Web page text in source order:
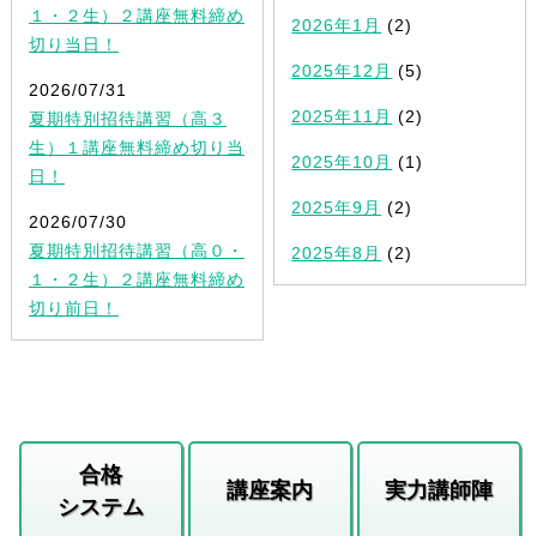
１・２生）２講座無料締め
切り当日！
2026/07/31
夏期特別招待講習（高３
生）１講座無料締め切り当
日！
2026/07/30
夏期特別招待講習（高０・
１・２生）２講座無料締め
切り前日！
2026年1月 (2)
2025年12月 (5)
2025年11月 (2)
2025年10月 (1)
2025年9月 (2)
2025年8月 (2)
合格
システム
講座案内 実力講師陣